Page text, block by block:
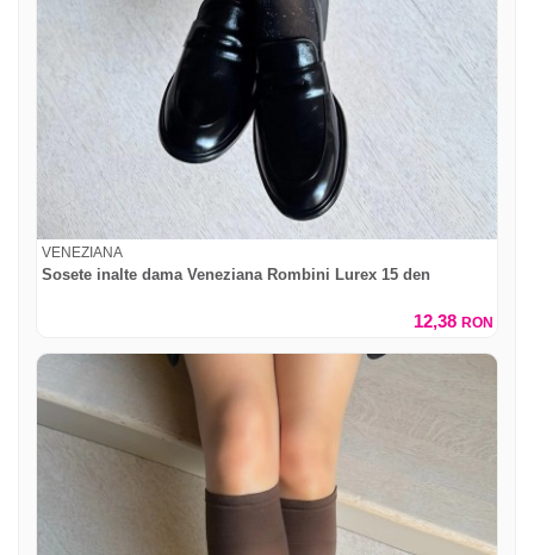
VENEZIANA
Sosete inalte dama Veneziana Rombini Lurex 15 den
12,38 RON